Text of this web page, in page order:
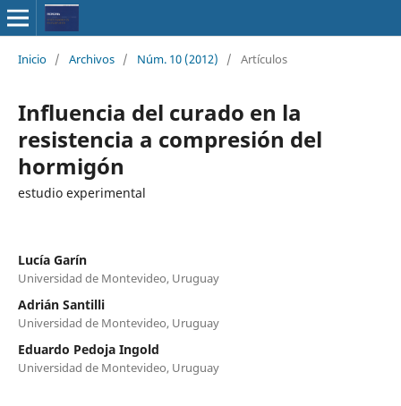
Inicio / Archivos / Núm. 10 (2012) / Artículos
Influencia del curado en la
resistencia a compresión del
hormigón
estudio experimental
Lucía Garín
Universidad de Montevideo, Uruguay
Adrián Santilli
Universidad de Montevideo, Uruguay
Eduardo Pedoja Ingold
Universidad de Montevideo, Uruguay